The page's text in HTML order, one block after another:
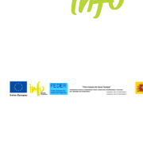
Política de